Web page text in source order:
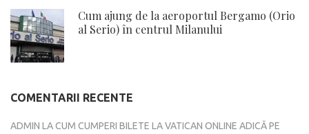
Cum ajung de la aeroportul Bergamo (Orio
al Serio) în centrul Milanului
COMENTARII RECENTE
ADMIN LACUM CUMPERI BILETE LA VATICAN ONLINE ADICĂ PE